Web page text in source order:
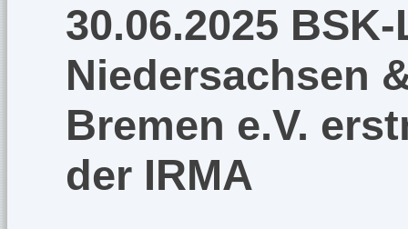
30.06.2025
Niedersachsen
Bremen e.V.
der IRMA